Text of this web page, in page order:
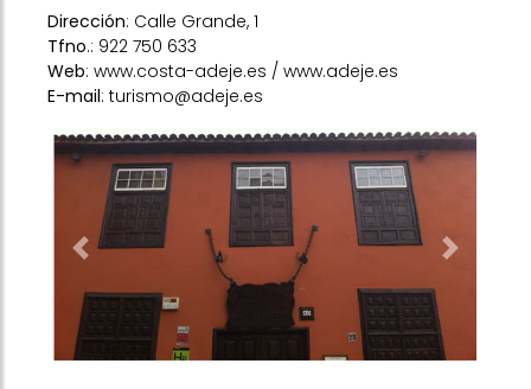
Dirección: Calle Grande, 1
Tfno.: 922 750 633
Web: www.costa-adeje.es / www.adeje.es
E-mail: turismo@adeje.es
Previous Next